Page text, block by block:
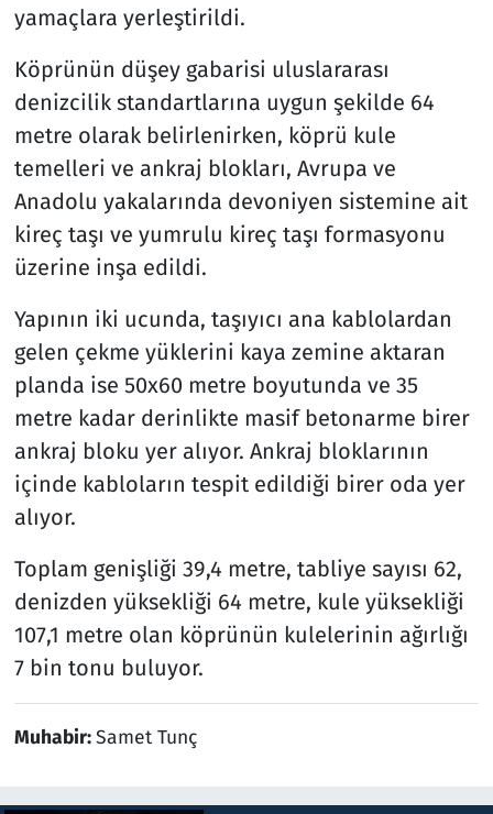
yamaçlara yerleştirildi.
Köprünün düşey gabarisi uluslararası
denizcilik standartlarına uygun şekilde 64
metre olarak belirlenirken, köprü kule
temelleri ve ankraj blokları, Avrupa ve
Anadolu yakalarında devoniyen sistemine ait
kireç taşı ve yumrulu kireç taşı formasyonu
üzerine inşa edildi.
Yapının iki ucunda, taşıyıcı ana kablolardan
gelen çekme yüklerini kaya zemine aktaran
planda ise 50x60 metre boyutunda ve 35
metre kadar derinlikte masif betonarme birer
ankraj bloku yer alıyor. Ankraj bloklarının
içinde kabloların tespit edildiği birer oda yer
alıyor.
Toplam genişliği 39,4 metre, tabliye sayısı 62,
denizden yüksekliği 64 metre, kule yüksekliği
107,1 metre olan köprünün kulelerinin ağırlığı
7 bin tonu buluyor.
Muhabir:Samet Tunç